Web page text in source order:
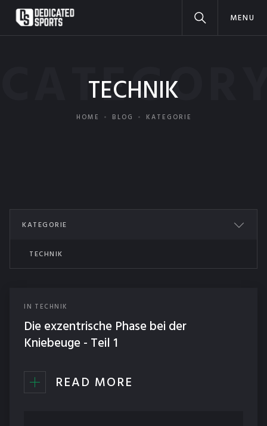
MENU
TECHNIK
HOME BLOG KATEGORIE
KATEGORIE
ALL POSTS
TECHNIK
IN TECHNIK
Die exzentrische Phase bei der
Kniebeuge - Teil 1
READ MORE